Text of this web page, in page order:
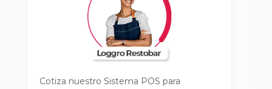
Cotiza nuestro Sistema POS para